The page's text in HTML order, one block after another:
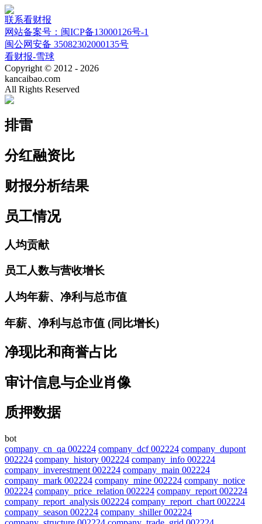
联系看财报
网站备案号：闽ICP备13000126号-1
闽公网安备 35082302000135号
看财报-雪球
Copyright © 2012 - 2026
kancaibao.com
All Rights Reserved
排雷
分红融资比
财报分析结果
员工情况
人均贡献
员工人数与营收增长
人均年薪、净利与总市值
年薪、净利与总市值 (同比增长)
净现比和商誉占比
审计信息与企业肖像
质押数据
bot
company_cn_qa 002224 company_dcf 002224 company_dupont
002224 company_history 002224 company_info 002224
company_inverestment 002224 company_main 002224
company_mark 002224 company_mine 002224 company_notice
002224 company_price_relation 002224 company_report 002224
company_report_analysis 002224 company_report_chart 002224
company_season 002224 company_shiller 002224